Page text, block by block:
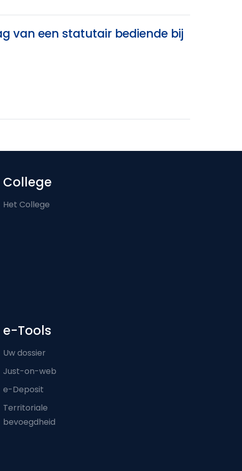
van een statutair bediende bij
College
Het College
e-Tools
Uw dossier
Just-on-web
e-Deposit
Territoriale
bevoegdheid